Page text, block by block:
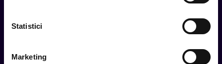
Statistici
Marketing
Metode plata
Magazine partenere